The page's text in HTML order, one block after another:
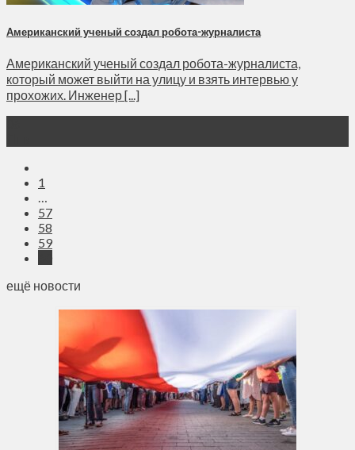
Американский ученый создал робота-журналиста
Американский ученый создал робота-журналиста,
который может выйти на улицу и взять интервью у
прохожих. Инженер [...]
1
57
58
59
ещё новости